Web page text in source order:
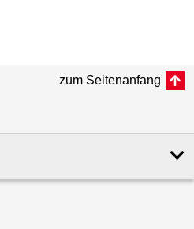
zum Seitenanfang